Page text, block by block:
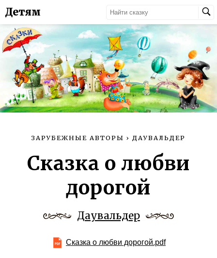
Детям
ЗАРУБЕЖНЫЕ АВТОРЫ › ДАУВАЛЬДЕР
Сказка о любви
дорогой
Даувальдер
Сказка о любви дорогой.pdf